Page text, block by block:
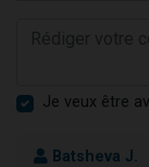
Je veux être
Batsheva J.